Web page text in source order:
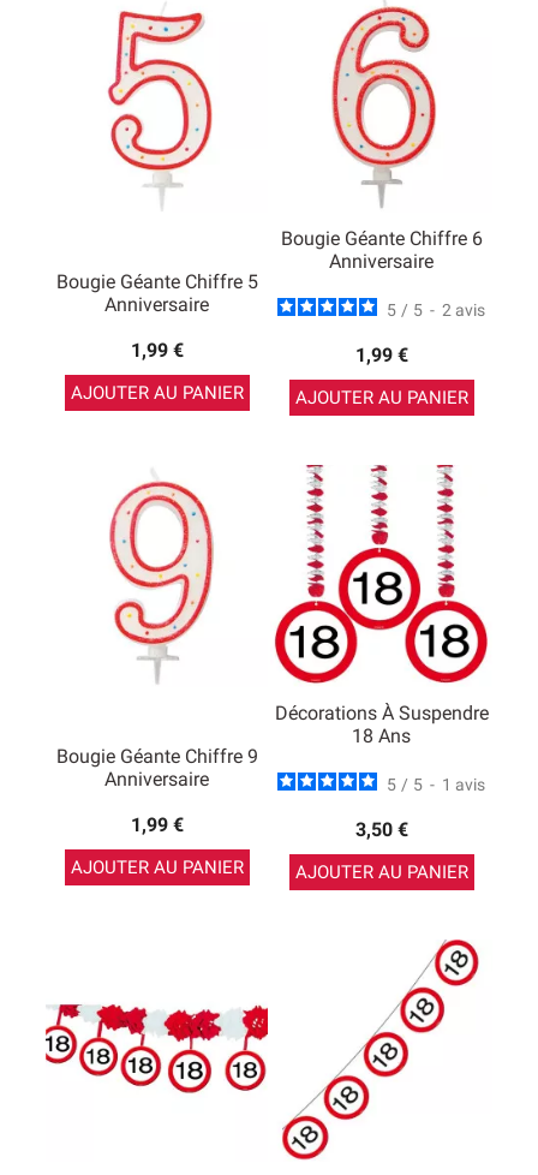
Bougie Géante Chiffre 5
Anniversaire
1,99 €
AJOUTER AU PANIER
Bougie Géante Chiffre 6
Anniversaire
5 / 5 - 2 avis
1,99 €
AJOUTER AU PANIER
Bougie Géante Chiffre 9
Anniversaire
1,99 €
AJOUTER AU PANIER
Décorations À Suspendre
18 Ans
5 / 5 - 1 avis
3,50 €
AJOUTER AU PANIER